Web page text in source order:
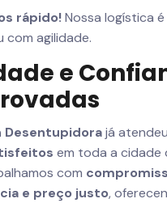
rápido!Nossa logística
com agilidade.
e
Desentupidorajá atendeu
em toda a cidade
com
e preço justo,